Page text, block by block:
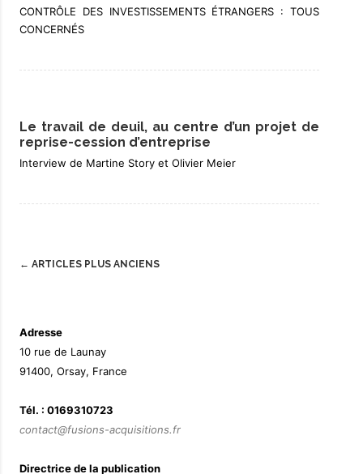
CONTRÔLE DES INVESTISSEMENTS ÉTRANGERS : TOUS
CONCERNÉS
Le travail de deuil, au centre d’un projet de
reprise-cession d’entreprise
Interview de Martine Story et Olivier Meier
Post
← ARTICLES PLUS ANCIENS
Adresse
10 rue de Launay
91400, Orsay, France
Tél. : 0169310723
contact@fusions-acquisitions.fr
Directrice de la publication